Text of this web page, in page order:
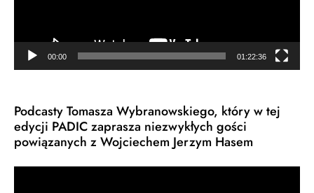
00:00 01:22:36
Podcasty Tomasza Wybranowskiego, który w tej
edycji PADIC zaprasza niezwykłych gości
powiązanych z Wojciechem Jerzym Hasem